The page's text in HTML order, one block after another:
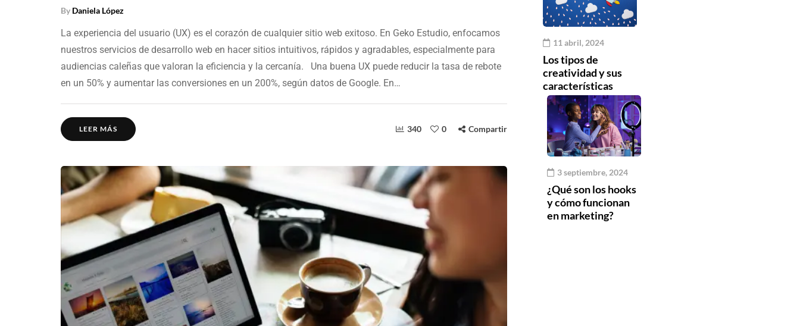
By Daniela López
La experiencia del usuario (UX) es el corazón de cualquier sitio web exitoso. En Geko Estudio, enfocamos
nuestros servicios de desarrollo web en hacer sitios intuitivos, rápidos y agradables, especialmente para
audiencias caleñas que valoran la eficiencia y la cercanía. Una buena UX puede reducir la tasa de rebote
en un 50% y aumentar las conversiones en un 200%, según datos de Google. En…
LEER MÁS 340 0 Compartir
11 abril, 2024
Los tipos de
creatividad y sus
características
3 septiembre, 2024
¿Qué son los hooks
y cómo funcionan
en marketing?